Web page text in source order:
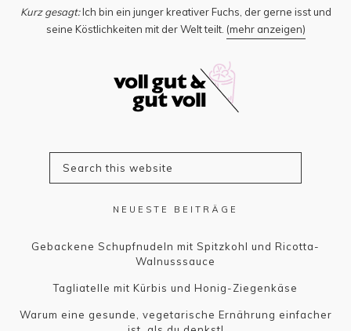
Kurz gesagt:Ich bin ein junger kreativer Fuchs, der gerne isst und
seine Köstlichkeiten mit der Welt teilt. (mehr anzeigen)
NEUESTE BEITRÄGE
Gebackene Schupfnudeln mit Spitzkohl und Ricotta-
Walnusssauce
Tagliatelle mit Kürbis und Honig-Ziegenkäse
Warum eine gesunde, vegetarische Ernährung einfacher